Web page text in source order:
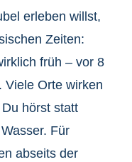
erleben willst,
Zeiten:
früh – vor 8
Viele Orte wirken
hörst statt
Für
abseits der